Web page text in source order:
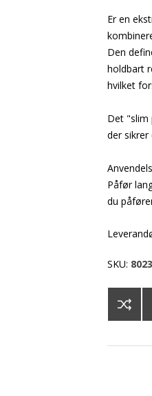
Er en
Den
holdbart
hvilket
Det "slim
der sikrer
Påfør
du
SKU: